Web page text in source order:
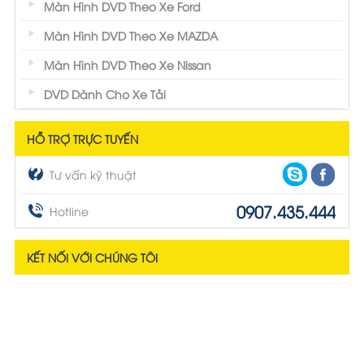
Màn Hình DVD Theo Xe Ford
Màn Hình DVD Theo Xe MAZDA
Màn Hình DVD Theo Xe Nissan
DVD Dành Cho Xe Tải
HỖ TRỢ TRỰC TUYẾN
Tư vấn kỹ thuật
Hotline 0907.435.444
KẾT NỐI VỚI CHÚNG TÔI